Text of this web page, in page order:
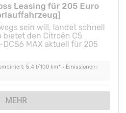
Leasing für 205 Euro
sein will, landet schnell
bietet den Citroën C5
MAX aktuell für 205
5,4 l/100 km* • Emissionen:
MEHR